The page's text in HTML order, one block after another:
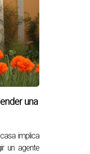
una
implica
un agente